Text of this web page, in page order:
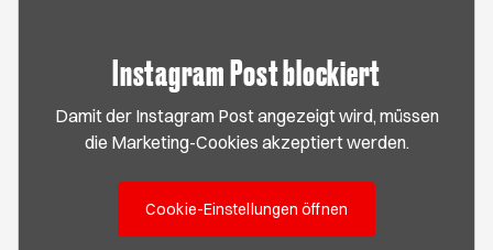
Instagram Post blockiert
Damit der Instagram Post angezeigt wird, müssen
die Marketing-Cookies akzeptiert werden.
Cookie-Einstellungen öffnen